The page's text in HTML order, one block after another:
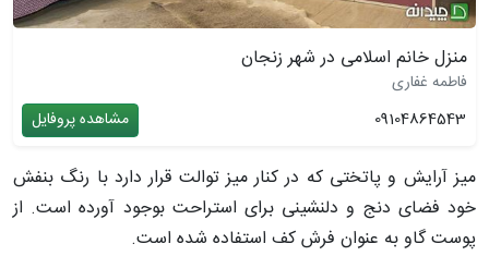
منزل خانم اسلامی در شهر زنجان
فاطمه غفاری
09104864543
مشاهده پروفایل
میز آرایش و پاتختی که در کنار میز توالت قرار دارد با رنگ بنفش
خود فضای دنج و دلنشینی برای استراحت بوجود آورده است. از
پوست گاو به عنوان فرش کف استفاده شده است.